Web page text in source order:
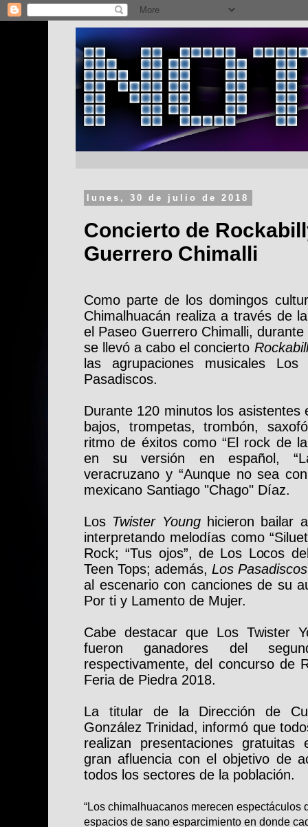
lunes, 30 de julio de 2018
Concierto de
Guerrero Chimalli
Como parte de los domingos
Chimalhuacán realiza a través de
el Paseo Guerrero Chimalli,
se llevó a cabo el concierto
las agrupaciones musicales
Pasadiscos.
Durante 120 minutos los asistentes
bajos, trompetas, trombón,
ritmo de éxitos como “El rock de
en su versión en español,
veracruzano y “Aunque no sea
mexicano Santiago "Chago" Díaz.
Los Twister Younghicieron bailar
interpretando melodías como
Rock; “Tus ojos”, de Los Locos
Teen Tops; además, Los Pasadiscos
al escenario con canciones de su
Por ti y Lamento de Mujer.
Cabe destacar que Los Twister
fueron ganadores del
respectivamente, del concurso de
Feria de Piedra 2018.
La titular de la Dirección de
González Trinidad, informó que
realizan presentaciones
gran afluencia con el objetivo de
todos los sectores de la población.
“Los chimalhuacanos merecen espectáculos
espacios de sano esparcimiento en donde